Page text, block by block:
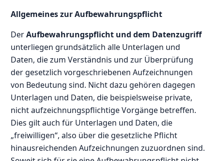
Allgemeines zur Aufbewahrungspflicht
DerAufbewahrungspflicht und dem Datenzugriff
unterliegen grundsätzlich alle Unterlagen und
Daten, die zum Verständnis und zur Überprüfung
der gesetzlich vorgeschriebenen Aufzeichnungen
von Bedeutung sind. Nicht dazu gehören dagegen
Unterlagen und Daten, die beispielsweise private,
nicht aufzeichnungspflichtige Vorgänge betreffen.
Dies gilt auch für Unterlagen und Daten, die
„freiwilligen“, also über die gesetzliche Pflicht
hinausreichenden Aufzeichnungen zuzuordnen sind.